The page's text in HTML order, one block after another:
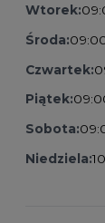
Wtorek:
Środa:
Czwartek:
Piątek:
Sobota:
Niedziela: